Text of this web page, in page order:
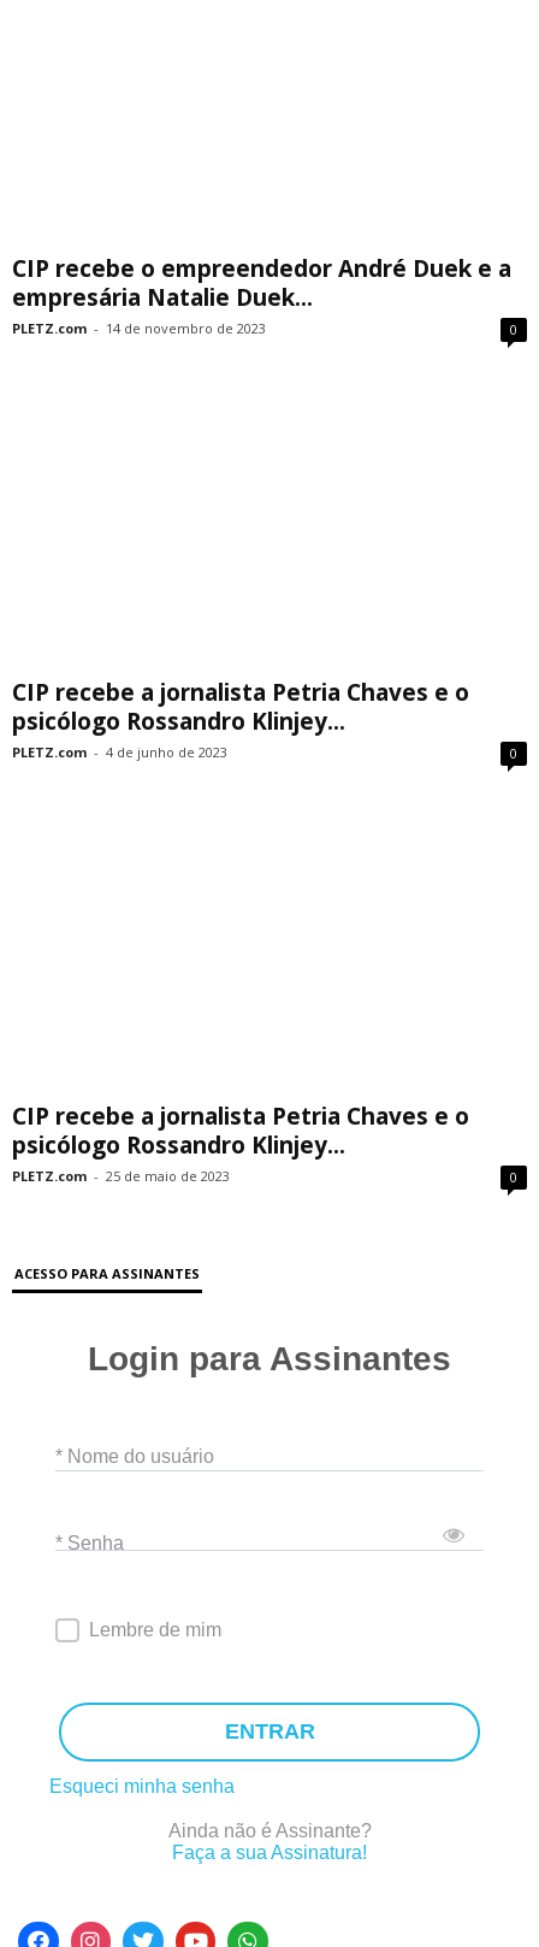
CIP recebe o empreendedor André Duek e a
empresária Natalie Duek...
PLETZ.com - 14 de novembro de 2023 0
CIP recebe a jornalista Petria Chaves e o
psicólogo Rossandro Klinjey...
PLETZ.com - 4 de junho de 2023 0
CIP recebe a jornalista Petria Chaves e o
psicólogo Rossandro Klinjey...
PLETZ.com - 25 de maio de 2023 0
ACESSO PARA ASSINANTES
Login para Assinantes
* Nome do usuário
* Senha
Lembre de mim
ENTRAR
Esqueci minha senha
Ainda não é Assinante?
Faça a sua Assinatura!